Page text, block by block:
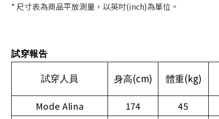
* 尺寸表為商品平放測量，以英吋(inch)為單位。
試穿報告
試穿人員 身高(cm) 體重(kg)
Mode Alina 174
45